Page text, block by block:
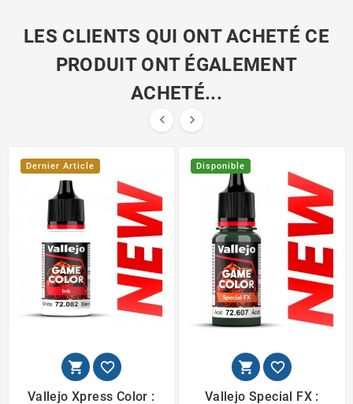
LES CLIENTS QUI ONT ACHETÉ CE
PRODUIT ONT ÉGALEMENT
ACHETÉ...
 
Dernier Article
 
Vallejo Xpress Color :
Disponible
 
Vallejo Special FX :